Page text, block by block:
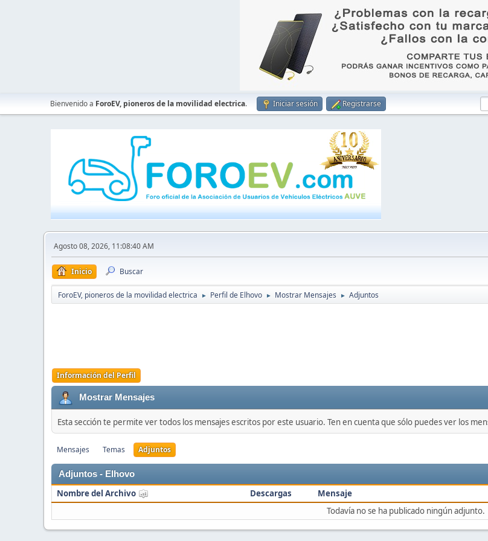
Bienvenido a ForoEV, pioneros de la movilidad electrica. Iniciar sesión Registrarse
Agosto 08, 2026, 11:08:40 AM
Inicio Buscar
ForoEV, pioneros de la movilidad electrica ► Perfil de Elhovo ► Mostrar Mensajes ► Adjuntos
Información del Perfil
Mostrar Mensajes
Esta sección te permite ver todos los mensajes escritos por este usuario. Ten en cuenta que sólo puedes ver los
Mensajes Temas Adjuntos
Adjuntos - Elhovo
Nombre del Archivo Descargas Mensaje
Todavía no se ha publicado ningún adjunto.